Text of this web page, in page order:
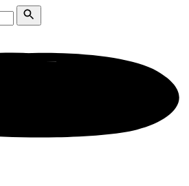
Поиск